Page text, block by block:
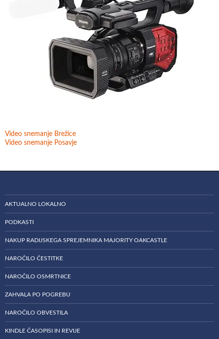
Video snemanje Brežice
Video snemanje Posavje
AKTUALNO LOKALNO
PODKASTI
NAKUP RADIJSKEGA SPREJEMNIKA MAJORITY OAKCASTLE
NAROČILO ČESTITKE
NAROČILO OSMRTNICE
ZAHVALA PO POGREBU
NAROČILO OBVESTILA
KINDLE ČASOPISI IN REVIJE